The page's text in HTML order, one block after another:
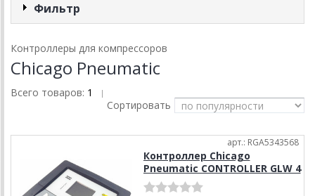
Фильтр
Контроллеры для компрессоров
Chicago Pneumatic
Всего товаров: 1 |
Сортировать
арт.: RGA5343568
Контроллер Chicago
Pneumatic CONTROLLER GLW 4